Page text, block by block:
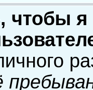
чтобы